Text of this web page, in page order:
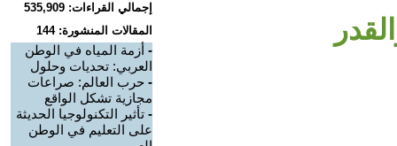
إجمالي القراءات: 535,909
المقالات المنشورة: 144
- أزمة المياه في الوطن
العربي: تحديات وحلول
- حرب العالم: صراعات
مجازية تشكل الواقع
- تأثير التكنولوجيا الحديثة
على التعليم في الوطن